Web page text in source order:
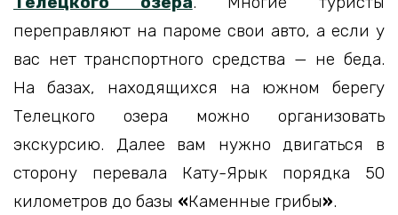
переправляют на пароме свои авто, а если у
вас нет транспортного средства — не беда.
На базах, находящихся на южном берегу
Телецкого озера можно организовать
экскурсию. Далее вам нужно двигаться в
сторону перевала Кату-Ярык порядка 50
километров до базы «Каменные грибы».